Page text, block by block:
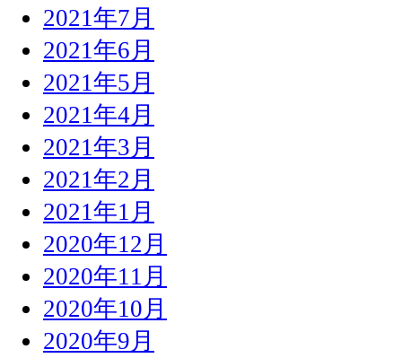
2021年7月
2021年6月
2021年5月
2021年4月
2021年3月
2021年2月
2021年1月
2020年12月
2020年11月
2020年10月
2020年9月